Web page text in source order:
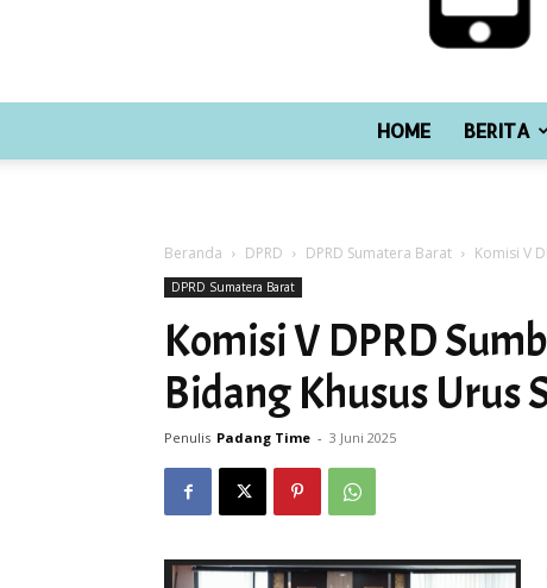
HOME BERITA
Beranda DPRD DPRD Sumatera Barat Komisi V
DPRD Sumatera Barat
Komisi V DPRD
Bidang Khusus Urus
Penulis Padang Time - 3 Juni 2025